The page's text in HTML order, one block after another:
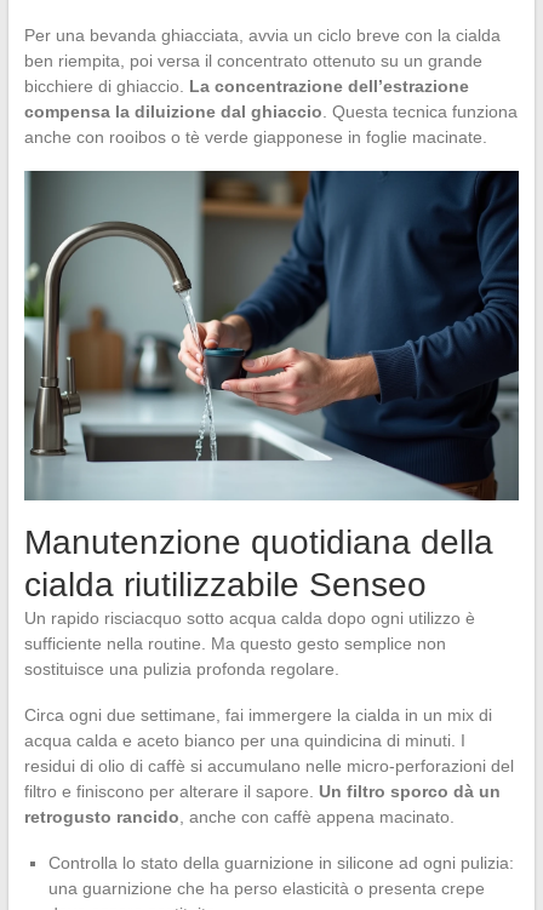
Per una bevanda ghiacciata, avvia un ciclo breve con la cialda
ben riempita, poi versa il concentrato ottenuto su un grande
bicchiere di ghiaccio. La concentrazione dell’estrazione
compensa la diluizione dal ghiaccio . Questa tecnica funziona
anche con rooibos o tè verde giapponese in foglie macinate.
Manutenzione quotidiana della
cialda riutilizzabile Senseo
Un rapido risciacquo sotto acqua calda dopo ogni utilizzo è
sufficiente nella routine. Ma questo gesto semplice non
sostituisce una pulizia profonda regolare.
Circa ogni due settimane, fai immergere la cialda in un mix di
acqua calda e aceto bianco per una quindicina di minuti. I
residui di olio di caffè si accumulano nelle micro-perforazioni del
filtro e finiscono per alterare il sapore. Un filtro sporco dà un
retrogusto rancido, anche con caffè appena macinato.
Controlla lo stato della guarnizione in silicone ad ogni pulizia:
una guarnizione che ha perso elasticità o presenta crepe